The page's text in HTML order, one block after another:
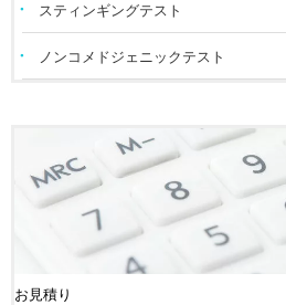
スティンギングテスト
ノンコメドジェニックテスト
お見積り